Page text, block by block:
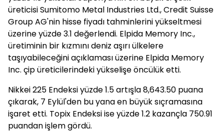
üreticisi Sumitomo Metal Industries Ltd., Credit Suisse
Group AG'nin hisse fiyadı tahminlerini yükseltmesi
üzerine yüzde 3.1 değerlendi. Elpida Memory Inc.,
üretiminin bir kızmını deniz aşırı ülkelere
taşıyabileceğini açıklaması üzerine Elpida Memory
Inc. çip üreticilerindeki yükselişe öncülük etti.
Nikkei 225 Endeksi yüzde 1.5 artışla 8,643.50 puana
çıkarak, 7 Eylül'den bu yana en büyük sıçramasına
işaret etti. Topix Endeksi ise yüzde 1.2 kazançla 750.91
puandan işlem gördü.